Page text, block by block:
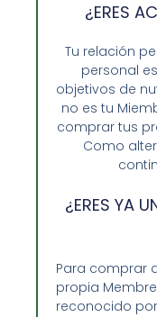
¿Cómo
natural?
Frutas,
¿La avena
Aunque
gluten,
Busca
eres
¿ERES
Tu relación
personal
objetivos de
no es tu
comprar tus
Como
¿ERES YA
Para comprar
propia
reconocido